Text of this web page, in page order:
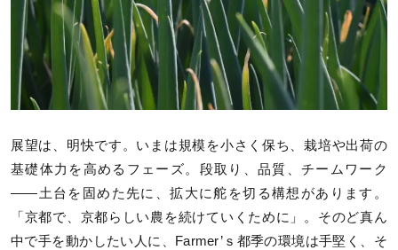
展望は、明快です。いまは規模を小さく保ち、栽培や出荷の
基礎体力を高めるフェーズ。段取り、品質、チームワーク
——土台を固めた先に、拡大に舵を切る構想があります。
「京都で、京都らしい農を続けていくために」。そのど真ん
中で手を動かしたい人に、Farmer’ｓ都季の環境は手堅く、そ